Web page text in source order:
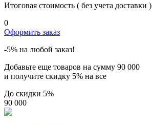
Итоговая стоимость ( без учета доставки )
0
Оформить заказ
-5% на любой заказ!
Добавьте еще товаров на сумму 90 000
и получите скидку 5% на все
До скидки 5%
90 000